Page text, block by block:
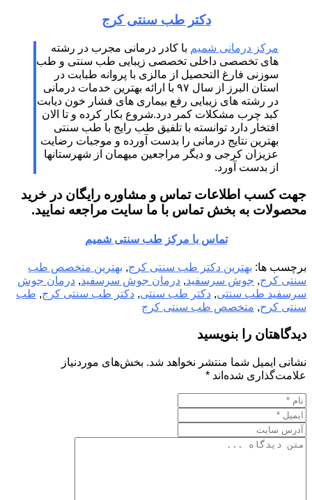
دکتر طب سنتی کرج
مرکز درمانی شمیم با کادر درمانی مجرب در رشته
های تخصصی داخلی تخصصی زیبایی طب سنتی و طب
سوزنی فارغ التحصیل از مالزی با پروانه طبابت در
استان البرز از سال ۹۷ با ارائه بهترین خدمات درمانی
در رشته‌ های زیبایی رفع بیماری های فشار خون دیابت
کبد چرب مشکلات کمر درد.شروع بکار کرده و تا الان
افتخار دارد توانسته با تلفیق طب رایج با طب سنتی
بهترین نتایج درمانی را بدست آورده و موجبات رضایت
عزیزان کرجی و دیگر مراجعین میهمان از شهرستانها
از بدست آورد.
جهت کسب اطلاعات تماس و مشاوره رایگان در خرید
محصولات به بخش تماس با ما سایت مراجعه نمایید.
تماس با مرکز طب سنتی شمیم
برچسب ها: بهترین دکتر طب سنتی کرج, بهترین متخصص طب
سنتی کرج, جوش‌ سرسفید, درمان جوش‌ سرسفید, درمان جوش‌
سرسفید طب سنتی, دکتر طب سنتی, دکتر طب سنتی کرج, طب
سنتی کرح, متخصص طب سنتی کرج
دیدگاهتان را بنویسید
نشانی ایمیل شما منتشر نخواهد شد. بخش‌های موردنیاز
علامت‌گذاری شده‌اند *